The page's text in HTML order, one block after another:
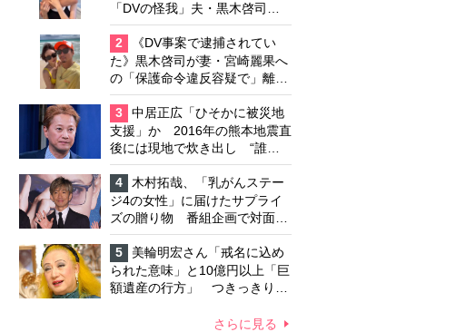
「DVの怪我」夫・黒木啓司の
逮捕で始まる「夫婦の闘争」
2
《DV事案で逮捕されてい
た》黒木啓司が妻・宮崎麗果へ
の「保護命令違反容疑で」離婚
協議は「第二ステージ」へ
3
中居正広「ひそかに被災地
支援」か 2016年の熊本地震直
後には現地で炊き出し “誰に
も知られなくて良い”と、むし
ろ強まる福祉活動への思い
4
木村拓哉、「乳がんステー
ジ4の女性」に届けたサプライ
ズの贈り物 番組企画で対面し
たファンが、夢と希望を与える
心遣いに「うれしくて号泣しま
した」
5
美輪明宏さん「戒名に込め
られた意味」と10億円以上「巨
額遺産の行方」 つきっきりで
さらに見る